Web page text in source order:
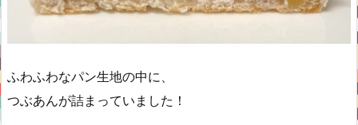
ふわふわなパン生地の中に、
つぶあんが詰まっていました！